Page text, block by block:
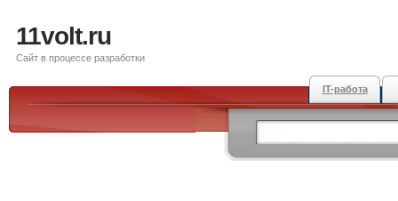
11volt.ru
Сайт в процессе разработки
IT-работа